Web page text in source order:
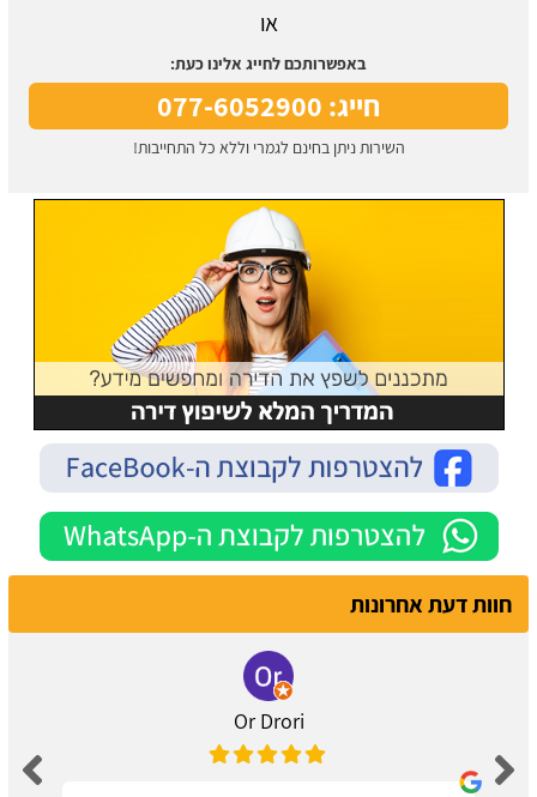
או
באפשרותכם לחייג אלינו כעת:
חייג: 077-6052900
השירות ניתן בחינם לגמרי וללא כל התחייבות!
חוות דעת אחרונות
Or Drori